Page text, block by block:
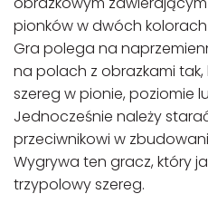
pionków w dwóch
Gra polega na
na polach z obrazkami
szereg w pionie, poziomie
Jednocześnie należy
przeciwnikowi w
Wygrywa ten gracz, który
trzypolowy szereg.